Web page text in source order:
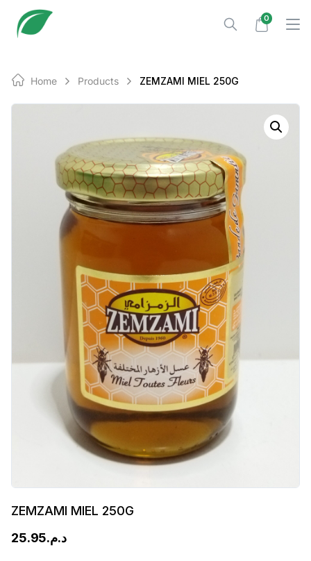
0
Home Products ZEMZAMI MIEL 250G
ZEMZAMI MIEL 250G
د.م.25.95